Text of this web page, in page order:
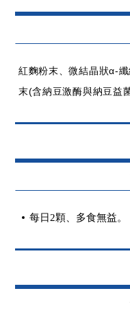
紅麴粉末、微結晶狀α-
末(含納豆激酶與納豆益
每日2顆、多食無益。